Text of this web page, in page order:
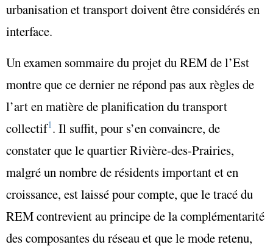
urbanisation et transport doivent être considérés en
interface.
Un examen sommaire du projet du REM de l’Est
montre que ce dernier ne répond pas aux règles de
l’art en matière de planification du transport
collectif1 . Il suffit, pour s’en convaincre, de
constater que le quartier Rivière-des-Prairies,
malgré un nombre de résidents important et en
croissance, est laissé pour compte, que le tracé du
REM contrevient au principe de la complémentarité
des composantes du réseau et que le mode retenu,